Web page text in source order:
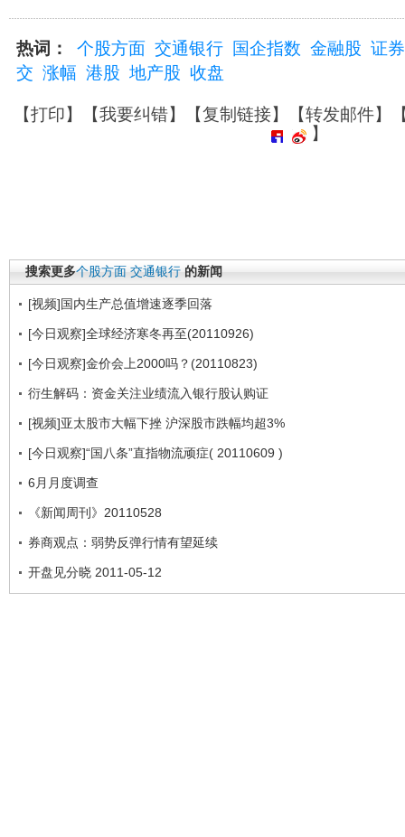
热词： 个股方面 交通银行 国企指数 金融股 证
交 涨幅 港股 地产股 收盘
【打印】【我要纠错】【复制链接】【转发邮件】
】
搜索更多个股方面 交通银行 的新闻
[视频]国内生产总值增速逐季回落
[今日观察]全球经济寒冬再至(20110926)
[今日观察]金价会上2000吗？(20110823)
衍生解码：资金关注业绩流入银行股认购证
[视频]亚太股市大幅下挫 沪深股市跌幅均超3%
[今日观察]“国八条”直指物流顽症( 20110609 )
6月月度调查
《新闻周刊》20110528
券商观点：弱势反弹行情有望延续
开盘见分晓 2011-05-12